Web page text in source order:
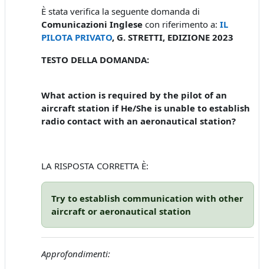
È stata verifica la seguente domanda di
Comunicazioni Inglese con riferimento a: IL
PILOTA PRIVATO, G. STRETTI, EDIZIONE 2023
TESTO DELLA DOMANDA:
What action is required by the pilot of an
aircraft station if He/She is unable to establish
radio contact with an aeronautical station?
LA RISPOSTA CORRETTA È:
Try to establish communication with other
aircraft or aeronautical station
Approfondimenti: